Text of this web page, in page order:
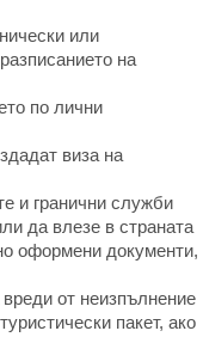
или
на
по лични
виза на
и гранични служби
да влезе в страната
оформени документи,
вреди от неизпълнение
пакет, ако